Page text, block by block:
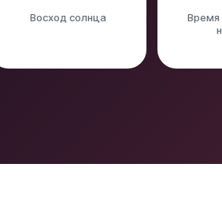
Восход солнца
Время